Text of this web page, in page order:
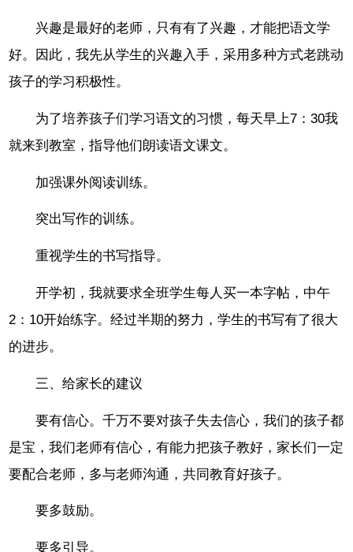
兴趣是最好的老师，只有有了兴趣，才能把语文学
好。因此，我先从学生的兴趣入手，采用多种方式老跳动
孩子的学习积极性。
为了培养孩子们学习语文的习惯，每天早上7：30我
就来到教室，指导他们朗读语文课文。
加强课外阅读训练。
突出写作的训练。
重视学生的书写指导。
开学初，我就要求全班学生每人买一本字帖，中午
2：10开始练字。经过半期的努力，学生的书写有了很大
的进步。
三、给家长的建议
要有信心。千万不要对孩子失去信心，我们的孩子都
是宝，我们老师有信心，有能力把孩子教好，家长们一定
要配合老师，多与老师沟通，共同教育好孩子。
要多鼓励。
要多引导。